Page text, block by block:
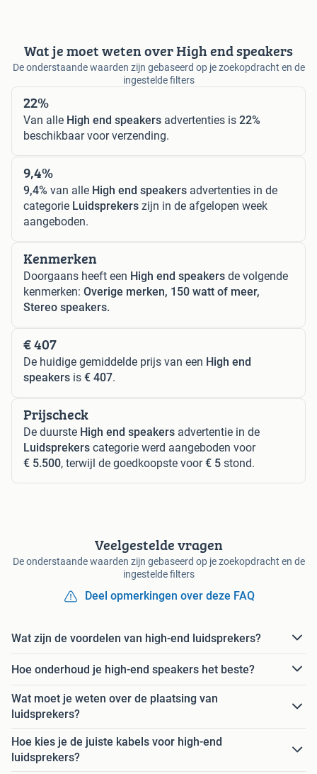
Wat je moet weten over High end speakers
De onderstaande waarden zijn gebaseerd op je zoekopdracht en de
ingestelde filters
22%
Van alle High end speakers advertenties is 22%
beschikbaar voor verzending.
9,4%
9,4% van alle High end speakers advertenties in de
categorie Luidsprekers zijn in de afgelopen week
aangeboden.
Kenmerken
Doorgaans heeft een High end speakers de volgende
kenmerken: Overige merken, 150 watt of meer,
Stereo speakers.
€ 407
De huidige gemiddelde prijs van een High end
speakers is € 407.
Prijscheck
De duurste High end speakers advertentie in de
Luidsprekers categorie werd aangeboden voor
€ 5.500, terwijl de goedkoopste voor€ 5 stond.
Veelgestelde vragen
De onderstaande waarden zijn gebaseerd op je zoekopdracht en de
ingestelde filters
Deel opmerkingen over deze FAQ
Wat zijn de voordelen van high-end luidsprekers?
Hoe onderhoud je high-end speakers het beste?
Wat moet je weten over de plaatsing van
luidsprekers?
Hoe kies je de juiste kabels voor high-end
luidsprekers?